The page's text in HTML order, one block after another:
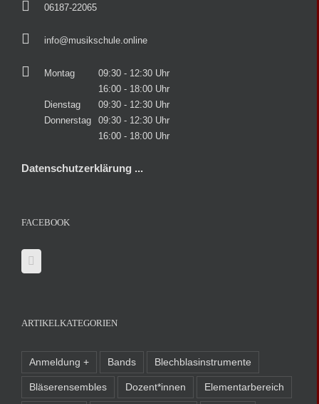
06187-22065
info@musikschule.online
Montag
09:30 - 12:30 Uhr
16:00 - 18:00 Uhr
Dienstag
09:30 - 12:30 Uhr
Donnerstag
09:30 - 12:30 Uhr
16:00 - 18:00 Uhr
Datenschutzerklärung ...
FACEBOOK
ARTIKELKATEGORIEN
Anmeldung + Bands Blechblasinstrumente
Bläserensembles Dozent*innen Elementarbereich